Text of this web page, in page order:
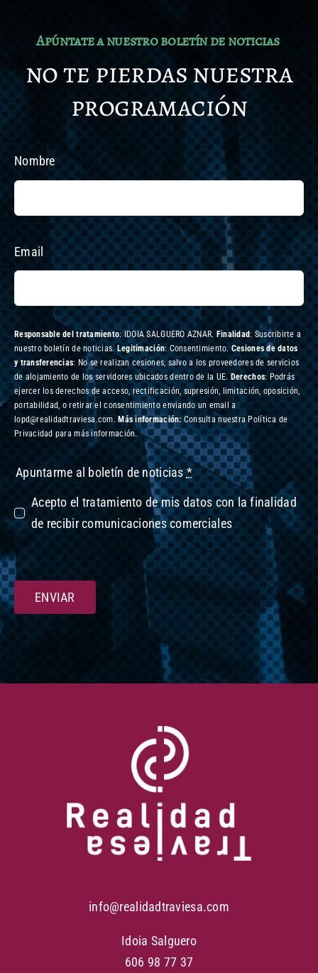
Apúntate a nuestro boletín de noticias
no te pierdas nuestra
programación
Nombre
Email
Responsable del tratamiento: IDOIA SALGUERO AZNAR. Finalidad: Suscribirte a
nuestro boletín de noticias.Legitimación: Consentimiento.Cesiones de datos
y transferencias: No se realizan cesiones, salvo a los proveedores de servicios
de alojamiento de los servidores ubicados dentro de la UE.Derechos: Podrás
ejercer los derechos de acceso, rectificación, supresión, limitación, oposición,
portabilidad, o retirar el consentimiento enviando un email a
lopd@realidadtraviesa.com. Más información: Consulta nuestra Política de
Privacidad para más información.
Apuntarme al boletín de noticias*
Acepto el tratamiento de mis datos con la finalidad
de recibir comunicaciones comerciales
ENVIAR
info@realidadtraviesa.com
Idoia Salguero
606 98 77 37